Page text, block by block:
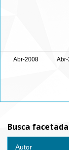
Abr-2008
Busca facetada
Autor